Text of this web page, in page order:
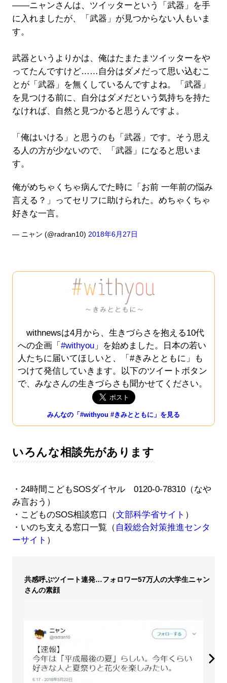
――ニャンさんは、ツイッターという「武器」を手
に入れましたが、「武器」が見つからない人もいま
す。
武器というよりかは、俺はたまたまツイッターをや
ってたんですけど……自分はダメだって思い込むこ
とが「武器」を無くしているんですよね。「武器」
を見つける前に、自分はダメだという気持ちを持た
なければ、自然と見つかると思うんですよ。
「俺はいける」と思うのも「武器」です。そう思え
る人の方が少ないので、「武器」になると思いま
す。
俺がめちゃくちゃ病んでた時に「お前 一年前の悩み
言える？」ってセリフに助けられた。めちゃくちゃ
好きな一言。
— ニャン (@radran10) 2018年6月27日
withnewsは4月から、生きづらさを抱える10代
への企画「#withyou 」を始めました。日本の若い
人たちに届いてほしいと、「#きみとともに」も
つけて発信していきます。以下のツイートボタン
で、みなさんの生きづらさも聞かせてください。
みんなの「#withyou #きみとともに」を見る
いろんな相談先があります
・24時間こどもSOSダイヤル 0120-0-78310（なや
み言おう）
・こどものSOS相談窓口（文部科学省サイト ）
・いのち支える窓口一覧（ 自殺総合対策推進センタ
ーサイト ）
共感呼ぶツイート連発…フォロワー57万人の大学生ニャン
さんの素顔